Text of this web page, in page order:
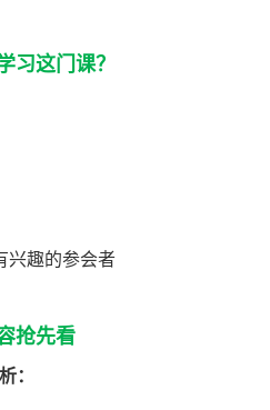
习这门课？
兴趣的参会者
抢先看
：